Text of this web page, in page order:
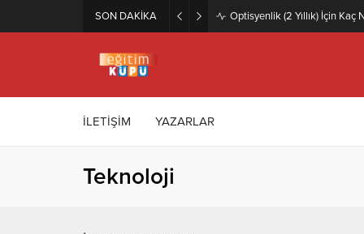
SON DAKİKA Optisyenlik (2 Yıllık) İçin Kaç
İLETİŞİM YAZARLAR
Teknoloji